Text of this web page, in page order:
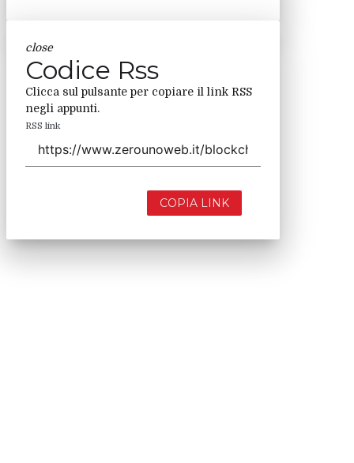
close
Codice Rss
Clicca sul pulsante per copiare il link RSS
negli appunti.
RSS link
COPIA LINK